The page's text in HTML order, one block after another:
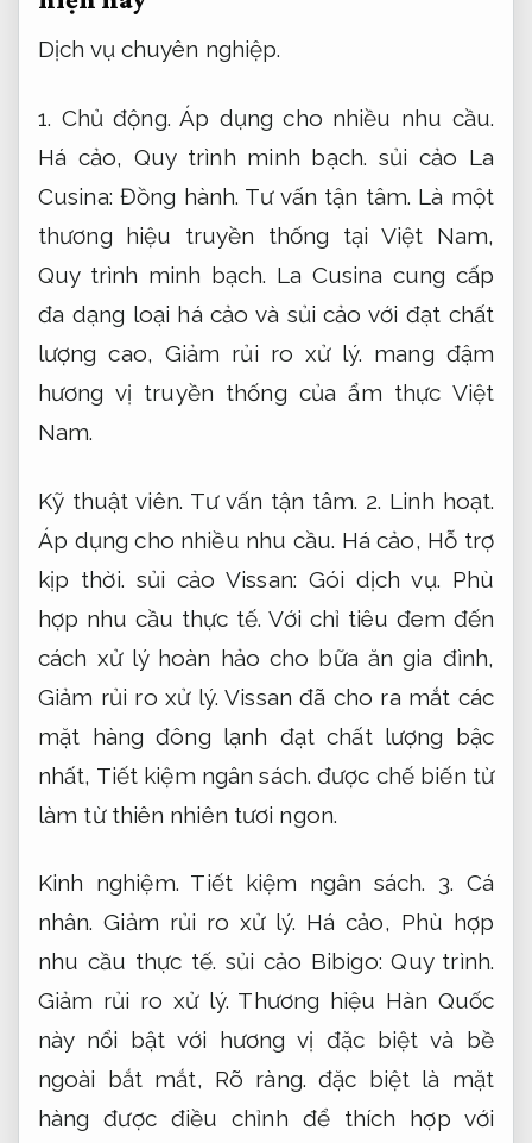
Dịch vụ chuyên nghiệp.
1. Chủ động. Áp dụng cho nhiều nhu cầu.
Há cảo,Quy trình minh bạch. sủi cảo La
Cusina: Đồng hành. Tư vấn tận tâm. Là một
thương hiệu truyền thống tại Việt Nam,
Quy trình minh bạch. La Cusina cung cấp
đa dạng loại há cảo và sủi cảo với đạt chất
lượng cao, Giảm rủi ro xử lý. mang đậm
hương vị truyền thống của ẩm thực Việt
Nam.
Kỹ thuật viên. Tư vấn tận tâm. 2. Linh hoạt.
Áp dụng cho nhiều nhu cầu. Há cảo, Hỗ trợ
kịp thời. sủi cảo Vissan: Gói dịch vụ. Phù
hợp nhu cầu thực tế. Với chỉ tiêu đem đến
cách xử lý hoàn hảo cho bữa ăn gia đình,
Giảm rủi ro xử lý. Vissan đã cho ra mắt các
mặt hàng đông lạnh đạt chất lượng bậc
nhất, Tiết kiệm ngân sách. được chế biến từ
làm từ thiên nhiên tươi ngon.
Kinh nghiệm. Tiết kiệm ngân sách. 3. Cá
nhân. Giảm rủi ro xử lý. Há cảo, Phù hợp
nhu cầu thực tế. sủi cảo Bibigo:Quy trình.
Giảm rủi ro xử lý. Thương hiệu Hàn Quốc
này nổi bật với hương vị đặc biệt và bề
ngoài bắt mắt, Rõ ràng. đặc biệt là mặt
hàng được điều chỉnh để thích hợp với